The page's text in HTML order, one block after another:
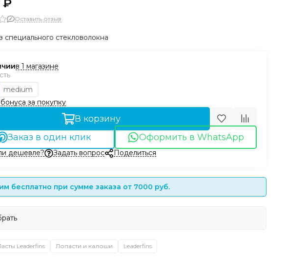
₽
Оставить отзыв
специального стекловолокна
в 1 магазине
medium
за покупку
В корзину
Заказ в один клик
Оформить в WhatsApp
дешевле? Задать вопрос Поделиться
бесплатно при сумме заказа от 7000 руб.
Leaderfins Лопасти и калоши Leaderfins